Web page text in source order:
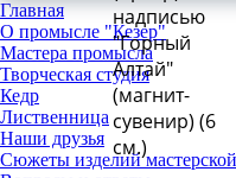
Главная
О промысле "Кезер"
Мастера промысла
Творческая студия
Кедр
Лиственница
Наши друзья
Сюжеты изделий
надписью
"Горный
Алтай"
(магнит-
сувенир) (6
см.)